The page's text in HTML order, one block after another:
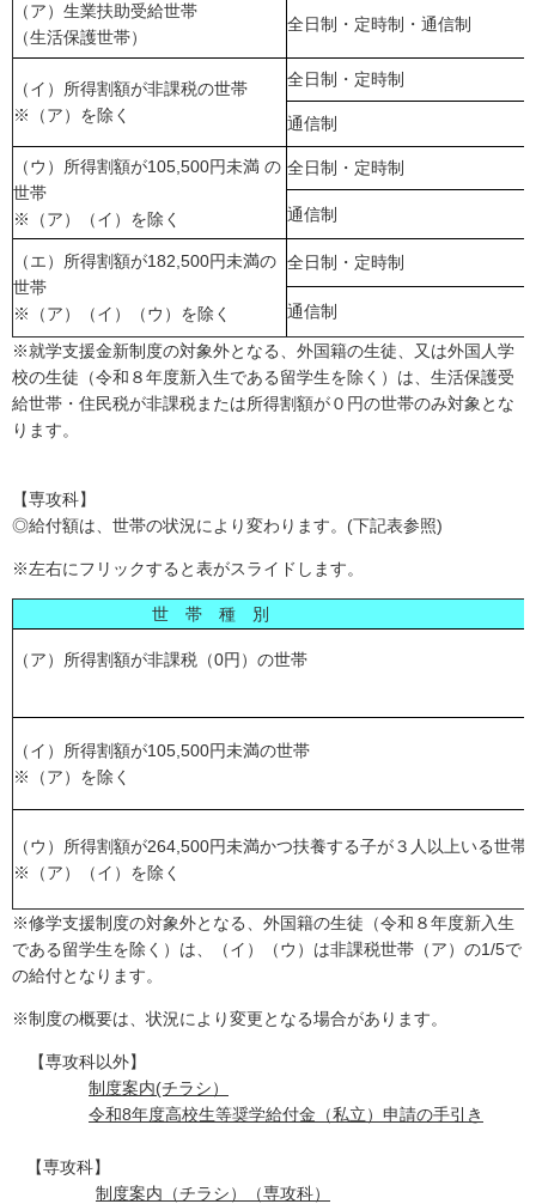
（ア）生業扶助受給世帯
（生活保護世帯）
全日制・定時制・通信制
（イ）所得割額が非課税の世帯
※（ア）を除く
全日制・定時制
通信制
（ウ）所得割額が105,500円未満 の
世帯
※（ア）（イ）を除く
全日制・定時制
通信制
（エ）所得割額が182,500円未満の
世帯
※（ア）（イ）（ウ）を除く
全日制・定時制
通信制
※就学支援金新制度の対象外となる、外国籍の生徒、又は外国人学
校の生徒（令和８年度新入生である留学生を除く）は、生活保護受
給世帯・住民税が非課税または所得割額が０円の世帯のみ対象とな
ります。
【専攻科】
◎給付額は、世帯の状況により変わります。(下記表参照)
※左右にフリックすると表がスライドします。
世 帯 種 別
（ア）所得割額が非課税（0円）の世帯
（イ）所得割額が105,500円未満の世帯
※（ア）を除く
（ウ）所得割額が264,500円未満かつ扶養する子が３人以上いる世帯
※（ア）（イ）を除く
※修学支援制度の対象外となる、外国籍の生徒（令和８年度新入生
である留学生を除く）は、（イ）（ウ）は非課税世帯（ア）の1/5で
の給付となります。
※制度の概要は、状況により変更となる場合があります。
【専攻科以外】
制度案内(チラシ）
令和8年度高校生等奨学給付金（私立）申請の手引き
【専攻科】
制度案内（チラシ）（専攻科）